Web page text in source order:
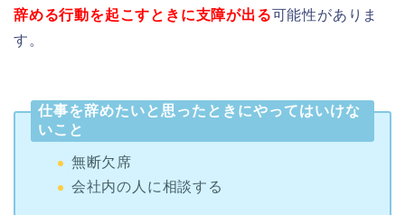
辞める行動を起こすときに支障が出る可能性がありま
す。
仕事を辞めたいと思ったときにやってはいけな
いこと
無断欠席
会社内の人に相談する